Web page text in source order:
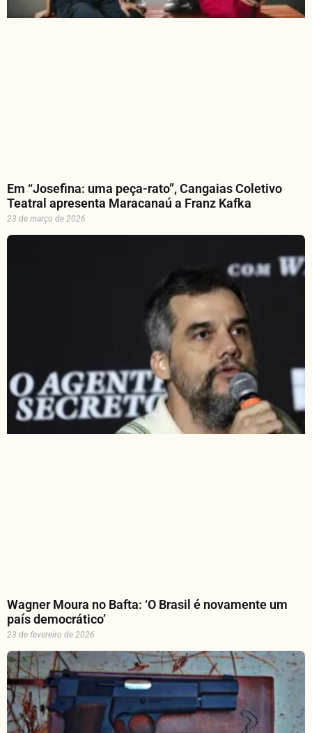
Em “Josefina: uma peça-rato”, Cangaias Coletivo
Teatral apresenta Maracanaú a Franz Kafka
23 de março de 2026
Wagner Moura no Bafta: ‘O Brasil é novamente um
país democrático’
23 de fevereiro de 2026